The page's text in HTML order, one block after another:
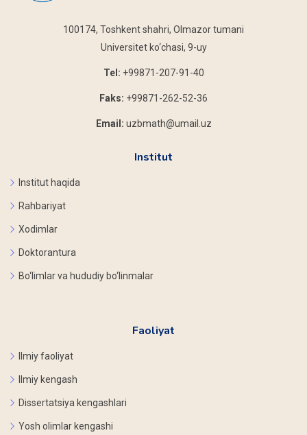
100174, Toshkent shahri, Olmazor tumani
Universitet ko‘chasi, 9-uy
Tel: +99871-207-91-40
Faks: +99871-262-52-36
Email: uzbmath@umail.uz
Institut
Institut haqida
Rahbariyat
Xodimlar
Doktorantura
Bo‘limlar va hududiy bo‘linmalar
Faoliyat
Ilmiy faoliyat
Ilmiy kengash
Dissertatsiya kengashlari
Yosh olimlar kengashi